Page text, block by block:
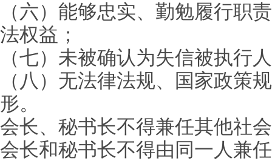
（六）能够忠实、勤勉履行职
法权益；
（七）未被确认为失信被执行
（八）无法律法规、国家政策
形。
会长、秘书长不得兼任其他社
会长和秘书长不得由同一人兼